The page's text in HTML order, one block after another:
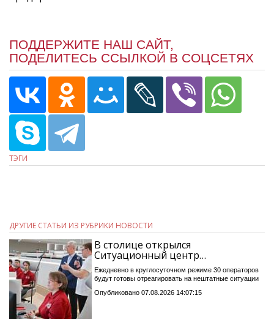
ПОДДЕРЖИТЕ НАШ САЙТ,
ПОДЕЛИТЕСЬ ССЫЛКОЙ В СОЦСЕТЯХ
ТЭГИ
ДРУГИЕ СТАТЬИ ИЗ РУБРИКИ НОВОСТИ
В столице открылся
Ситуационный центр…
Ежедневно в круглосуточном режиме 30 операторов
будут готовы отреагировать на нештатные ситуации
Опубликовано 07.08.2026 14:07:15